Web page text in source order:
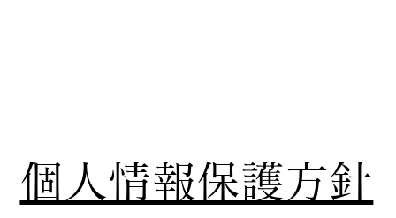
個人情報保護方針